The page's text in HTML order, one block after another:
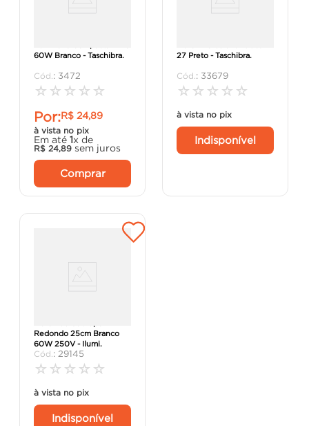
60W Branco - Taschibra.
: 3472
☆ ☆ ☆ ☆ ☆
Por:R$ 24,89
à vista no pix
Em até 1x de
R$ 24,89 sem juros
Comprar
27 Preto - Taschibra.
: 33679
☆ ☆ ☆ ☆ ☆
à vista no pix
Indisponível
Redondo 25cm Branco
60W 250V - Ilumi.
: 29145
☆ ☆ ☆ ☆ ☆
à vista no pix
Indisponível